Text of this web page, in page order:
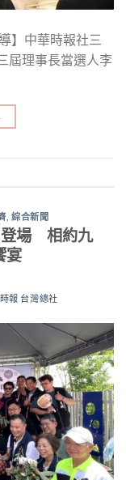
】中華時報社三
屆理事長當選人李
綜合新聞
登場 相約九
宴
報 台灣總社